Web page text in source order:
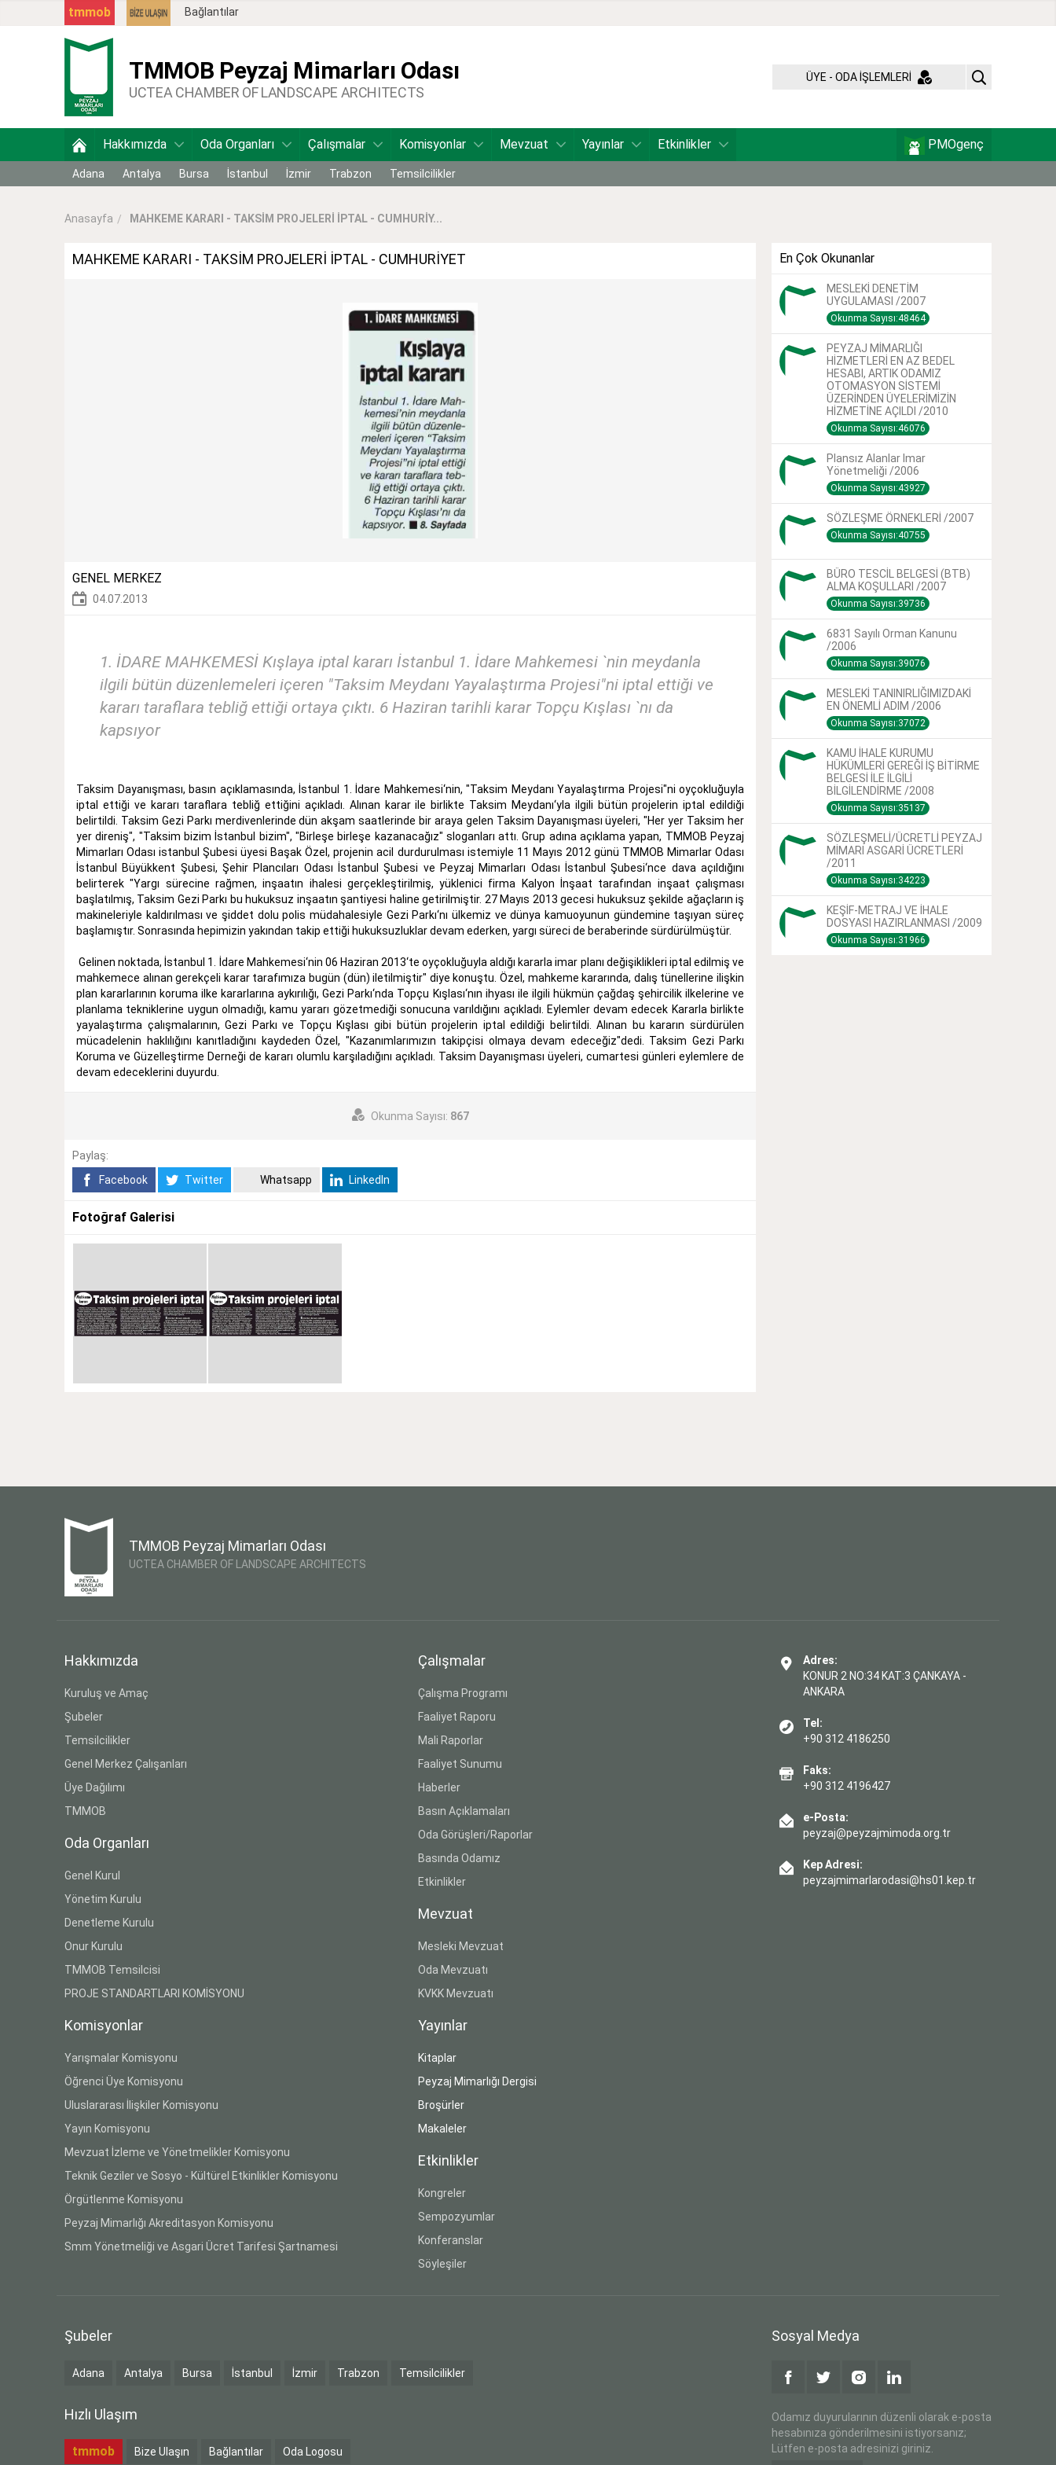
Bağlantılar
tmmob
TMMOB Peyzaj Mimarları Odası
UCTEA CHAMBER OF LANDSCAPE ARCHITECTS
ÜYE - ODA İŞLEMLERİ
Hakkımızda Oda Organları Çalışmalar Komisyonlar Mevzuat Yayınlar Etkinlikler PMOgenç
Adana Antalya Bursa İstanbul İzmir Trabzon Temsilcilikler
Anasayfa MAHKEME KARARI - TAKSİM PROJELERİ İPTAL - CUMHURİY...
MAHKEME KARARI - TAKSİM PROJELERİ İPTAL - CUMHURİYET
GENEL MERKEZ
04.07.2013
1. İDARE MAHKEMESİ Kışlaya iptal kararı İstanbul 1. İdare Mahkemesi `nin meydanla
ilgili bütün düzenlemeleri içeren "Taksim Meydanı Yayalaştırma Projesi"ni iptal ettiği ve
kararı taraflara tebliğ ettiği ortaya çıktı. 6 Haziran tarihli karar Topçu Kışlası `nı da
kapsıyor
Taksim Dayanışması, basın açıklamasında, İstanbul 1. İdare Mahkemesi‘nin, "Taksim Meydanı Yayalaştırma Projesi"ni oyçokluğuyla
iptal ettiği ve kararı taraflara tebliğ ettiğini açıkladı. Alınan karar ile birlikte Taksim Meydanı‘yla ilgili bütün projelerin iptal edildiği
belirtildi. Taksim Gezi Parkı merdivenlerinde dün akşam saatlerinde bir araya gelen Taksim Dayanışması üyeleri, "Her yer Taksim her
yer direniş", "Taksim bizim İstanbul bizim", "Birleşe birleşe kazanacağız" sloganları attı. Grup adına açıklama yapan, TMMOB Peyzaj
Mimarları Odası istanbul Şubesi üyesi Başak Özel, projenin acil durdurulması istemiyle 11 Mayıs 2012 günü TMMOB Mimarlar Odası
İstanbul Büyükkent Şubesi, Şehir Plancıları Odası İstanbul Şubesi ve Peyzaj Mimarları Odası İstanbul Şubesi‘nce dava açıldığını
belirterek "Yargı sürecine rağmen, inşaatın ihalesi gerçekleştirilmiş, yüklenici firma Kalyon İnşaat tarafından inşaat çalışması
başlatılmış, Taksim Gezi Parkı bu hukuksuz inşaatın şantiyesi haline getirilmiştir. 27 Mayıs 2013 gecesi hukuksuz şekilde ağaçların iş
makineleriyle kaldırılması ve şiddet dolu polis müdahalesiyle Gezi Parkı‘nı ülkemiz ve dünya kamuoyunun gündemine taşıyan süreç
başlamıştır. Sonrasında hepimizin yakından takip ettiği hukuksuzluklar devam ederken, yargı süreci de beraberinde sürdürülmüştür.
Gelinen noktada, İstanbul 1. İdare Mahkemesi‘nin 06 Haziran 2013‘te oyçokluğuyla aldığı kararla imar planı değişiklikleri iptal edilmiş ve
mahkemece alınan gerekçeli karar tarafımıza bugün (dün) iletilmiştir" diye konuştu. Özel, mahkeme kararında, dalış tünellerine ilişkin
plan kararlarının koruma ilke kararlarına aykırılığı, Gezi Parkı‘nda Topçu Kışlası‘nın ihyası ile ilgili hükmün çağdaş şehircilik ilkelerine ve
planlama tekniklerine uygun olmadığı, kamu yararı gözetmediği sonucuna varıldığını açıkladı. Eylemler devam edecek Kararla birlikte
yayalaştırma çalışmalarının, Gezi Parkı ve Topçu Kışlası gibi bütün projelerin iptal edildiği belirtildi. Alınan bu kararın sürdürülen
mücadelenin haklılığını kanıtladığını kaydeden Özel, "Kazanımlarımızın takipçisi olmaya devam edeceğiz"dedi. Taksim Gezi Parkı
Koruma ve Güzelleştirme Derneği de kararı olumlu karşıladığını açıkladı. Taksim Dayanışması üyeleri, cumartesi günleri eylemlere de
devam edeceklerini duyurdu.
Okunma Sayısı: 867
Paylaş:
Facebook
Twitter Whatsapp LinkedIn
Fotoğraf Galerisi
En Çok Okunanlar
MESLEKİ DENETİM
UYGULAMASI /2007
Okunma Sayısı:48464
PEYZAJ MİMARLIĞI
HİZMETLERİ EN AZ BEDEL
HESABI, ARTIK ODAMIZ
OTOMASYON SİSTEMİ
ÜZERİNDEN ÜYELERİMİZİN
HİZMETİNE AÇILDI /2010
Okunma Sayısı:46076
Plansız Alanlar Imar
Yönetmeliği /2006
Okunma Sayısı:43927
SÖZLEŞME ÖRNEKLERİ /2007
Okunma Sayısı:40755
BÜRO TESCİL BELGESİ (BTB)
ALMA KOŞULLARI /2007
Okunma Sayısı:39736
6831 Sayılı Orman Kanunu
/2006
Okunma Sayısı:39076
MESLEKİ TANINIRLIĞIMIZDAKİ
EN ÖNEMLİ ADIM /2006
Okunma Sayısı:37072
KAMU İHALE KURUMU
HÜKÜMLERİ GEREĞİ İŞ BİTİRME
BELGESİ İLE İLGİLİ
BİLGİLENDİRME /2008
Okunma Sayısı:35137
SÖZLEŞMELİ/ÜCRETLİ PEYZAJ
MİMARI ASGARİ ÜCRETLERİ
/2011
Okunma Sayısı:34223
KEŞİF-METRAJ VE İHALE
DOSYASI HAZIRLANMASI /2009
Okunma Sayısı:31966
TMMOB Peyzaj Mimarları Odası
UCTEA CHAMBER OF LANDSCAPE ARCHITECTS
Hakkımızda
Kuruluş ve Amaç
Şubeler
Temsilcilikler
Genel Merkez Çalışanları
Üye Dağılımı
TMMOB
Oda Organları
Genel Kurul
Yönetim Kurulu
Denetleme Kurulu
Onur Kurulu
TMMOB Temsilcisi
PROJE STANDARTLARI KOMİSYONU
Komisyonlar
Yarışmalar Komisyonu
Öğrenci Üye Komisyonu
Uluslararası İlişkiler Komisyonu
Yayın Komisyonu
Mevzuat İzleme ve Yönetmelikler Komisyonu
Teknik Geziler ve Sosyo - Kültürel Etkinlikler Komisyonu
Örgütlenme Komisyonu
Peyzaj Mimarlığı Akreditasyon Komisyonu
Smm Yönetmeliği ve Asgari Ücret Tarifesi Şartnamesi
Çalışmalar
Çalışma Programı
Faaliyet Raporu
Mali Raporlar
Faaliyet Sunumu
Haberler
Basın Açıklamaları
Oda Görüşleri/Raporlar
Basında Odamız
Etkinlikler
Mevzuat
Mesleki Mevzuat
Oda Mevzuatı
KVKK Mevzuatı
Yayınlar
Kitaplar
Peyzaj Mimarlığı Dergisi
Broşürler
Makaleler
Etkinlikler
Kongreler
Sempozyumlar
Konferanslar
Söyleşiler
Adres:
KONUR 2 NO:34 KAT:3 ÇANKAYA -
ANKARA
Tel:
+90 312 4186250
Faks:
+90 312 4196427
e-Posta:
peyzaj@peyzajmimoda.org.tr
Kep Adresi:
peyzajmimarlarodasi@hs01.kep.tr
Şubeler
Adana Antalya Bursa İstanbul İzmir Trabzon Temsilcilikler
Hızlı Ulaşım
tmmob Bize Ulaşın Bağlantılar Oda Logosu
Sosyal Medya
Odamız duyurularının düzenli olarak e-posta
hesabınıza gönderilmesini istiyorsanız;
Lütfen e-posta adresinizi giriniz.